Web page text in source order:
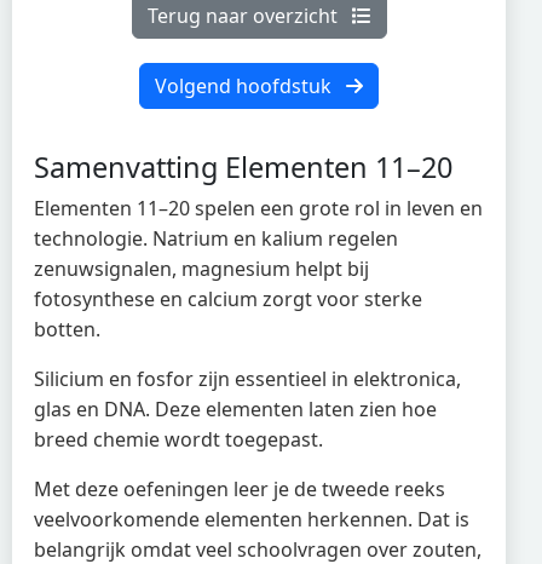
Terug naar overzicht
Volgend hoofdstuk
Samenvatting Elementen 11–20
Elementen 11–20 spelen een grote rol in leven en
technologie. Natrium en kalium regelen
zenuwsignalen, magnesium helpt bij
fotosynthese en calcium zorgt voor sterke
botten.
Silicium en fosfor zijn essentieel in elektronica,
glas en DNA. Deze elementen laten zien hoe
breed chemie wordt toegepast.
Met deze oefeningen leer je de tweede reeks
veelvoorkomende elementen herkennen. Dat is
belangrijk omdat veel schoolvragen over zouten,